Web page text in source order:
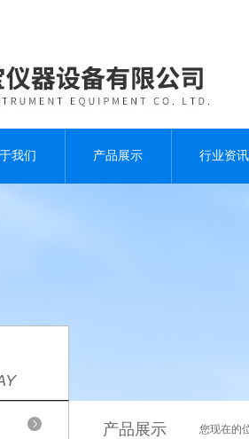
我们 产品展示 行业资讯
产品展示 您现在的